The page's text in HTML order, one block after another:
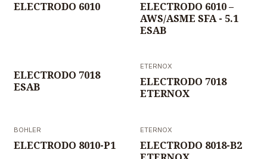
ELECTRODO 6010
ELECTRODO 6010 –
AWS/ASME SFA - 5.1
ESAB
ELECTRODO 7018
ESAB
ETERNOX
ELECTRODO 7018
ETERNOX
BOHLER
ELECTRODO 8010-P1
ETERNOX
ELECTRODO 8018-B2